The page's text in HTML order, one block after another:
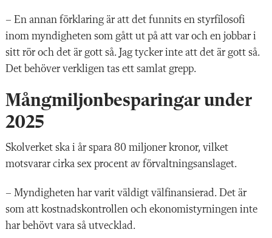
– En annan förklaring är att det funnits en styrfilosofi
inom myndigheten som gått ut på att var och en jobbar i
sitt rör och det är gott så. Jag tycker inte att det är gott så.
Det behöver verkligen tas ett samlat grepp.
Mångmiljonbesparingar under
2025
Skolverket ska i år spara 80 miljoner kronor, vilket
motsvarar cirka sex procent av förvaltningsanslaget.
– Myndigheten har varit väldigt välfinansierad. Det är
som att kostnadskontrollen och ekonomistyrningen inte
har behövt vara så utvecklad.